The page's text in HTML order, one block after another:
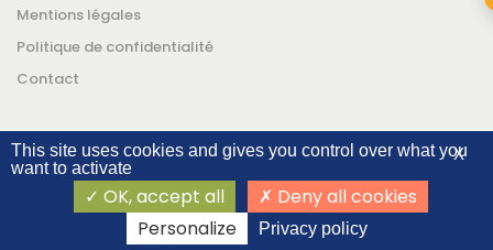
Mentions légales
Politique de confidentialité
Contact
Suivez-nous
©Coretec 2026
X
This site uses cookies and gives you control over what you
want to activate
OK, accept all
Deny all cookies
Personalize
Privacy policy